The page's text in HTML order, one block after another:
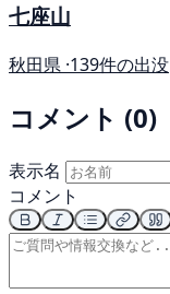
七座山
秋田県 ·139件の出没
コメント (0)
表示名
コメント